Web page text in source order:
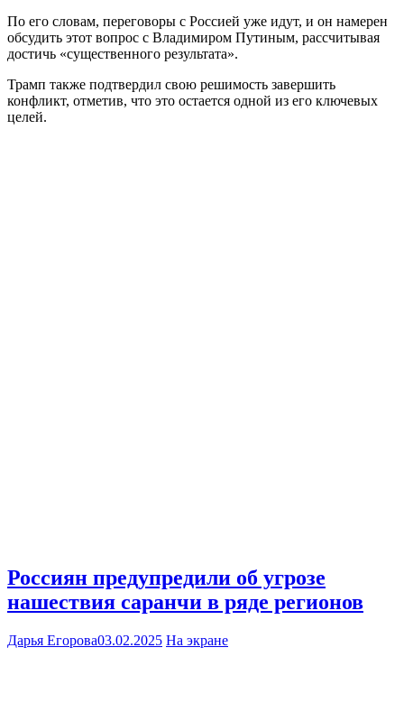
По его словам, переговоры с Россией уже идут, и он намерен
обсудить этот вопрос с Владимиром Путиным, рассчитывая
достичь «существенного результата».
Трамп также подтвердил свою решимость завершить
конфликт, отметив, что это остается одной из его ключевых
целей.
Россиян предупредили об угрозе
нашествия саранчи в ряде регионов
Дарья Егорова03.02.2025 На экране